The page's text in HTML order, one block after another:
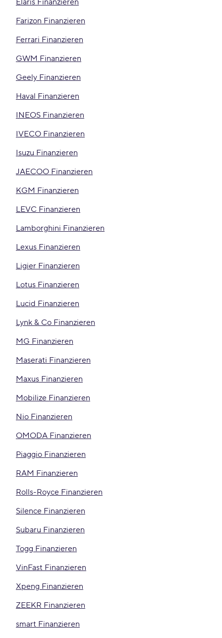
Elaris Finanzieren
Farizon Finanzieren
Ferrari Finanzieren
GWM Finanzieren
Geely Finanzieren
Haval Finanzieren
INEOS Finanzieren
IVECO Finanzieren
Isuzu Finanzieren
JAECOO Finanzieren
KGM Finanzieren
LEVC Finanzieren
Lamborghini Finanzieren
Lexus Finanzieren
Ligier Finanzieren
Lotus Finanzieren
Lucid Finanzieren
Lynk & Co Finanzieren
MG Finanzieren
Maserati Finanzieren
Maxus Finanzieren
Mobilize Finanzieren
Nio Finanzieren
OMODA Finanzieren
Piaggio Finanzieren
RAM Finanzieren
Rolls-Royce Finanzieren
Silence Finanzieren
Subaru Finanzieren
Togg Finanzieren
VinFast Finanzieren
Xpeng Finanzieren
ZEEKR Finanzieren
smart Finanzieren